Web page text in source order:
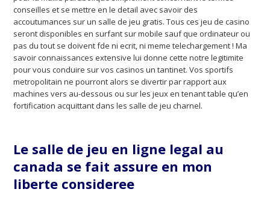
conseilles et se mettre en le detail avec savoir des
accoutumances sur un salle de jeu gratis. Tous ces jeu de casino
seront disponibles en surfant sur mobile sauf que ordinateur ou
pas du tout se doivent fde ni ecrit, ni meme telechargement ! Ma
savoir connaissances extensive lui donne cette notre legitimite
pour vous conduire sur vos casinos un tantinet. Vos sportifs
metropolitain ne pourront alors se divertir par rapport aux
machines vers au-dessous ou sur les jeux en tenant table qu’en
fortification acquittant dans les salle de jeu charnel.
Le salle de jeu en ligne legal au
canada se fait assure en mon
liberte consideree